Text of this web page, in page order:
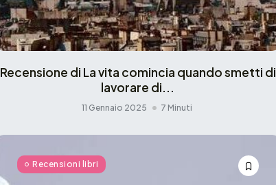
Recensione di La vita comincia quando smetti di
lavorare di...
11 Gennaio 2025 7 Minuti
Recensioni libri